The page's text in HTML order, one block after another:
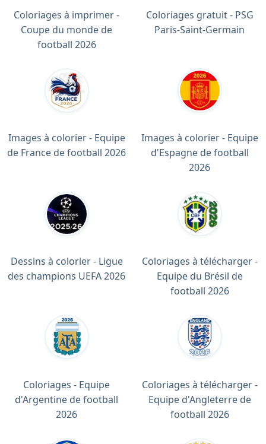
Coloriages à imprimer -
Coupe du monde de
football 2026
Coloriages gratuit - PSG
Paris-Saint-Germain
Images à colorier - Equipe
de France de football 2026
Images à colorier - Equipe
d'Espagne de football
2026
Dessins à colorier - Ligue
des champions UEFA 2026
Coloriages à télécharger -
Equipe du Brésil de
football 2026
Coloriages - Equipe
d'Argentine de football
2026
Coloriages à télécharger -
Equipe d'Angleterre de
football 2026